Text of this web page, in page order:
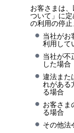
お客さまは
ついて」に
の利用の停止
当社がお
利用して
当社が不
した場合
違法また
れがある
る場合
お客さま
る場合
その他法